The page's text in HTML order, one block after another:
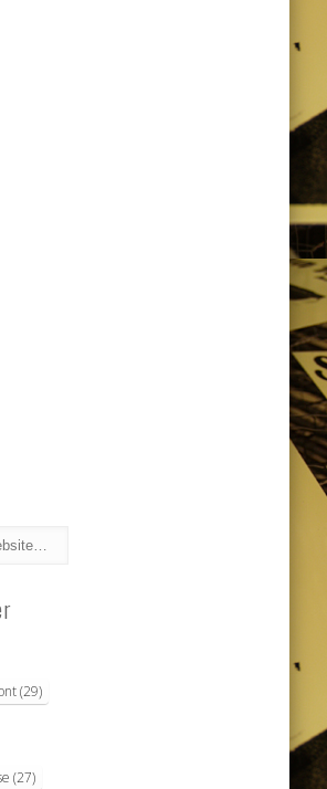
(29)
(27)